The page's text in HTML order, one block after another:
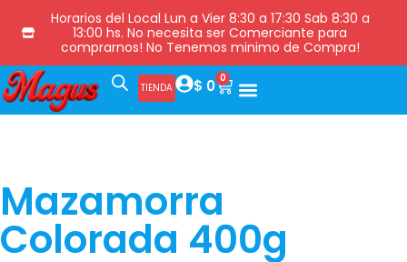
Horarios del Local Lun a Vier 8:30 a 17:30 Sab 8:30 a
13:00 hs. No necesita ser Comerciante para
comprarnos! No Tenemos minimo de Compra!
TIENDA $ 0 0
Mazamorra
Colorada 400g